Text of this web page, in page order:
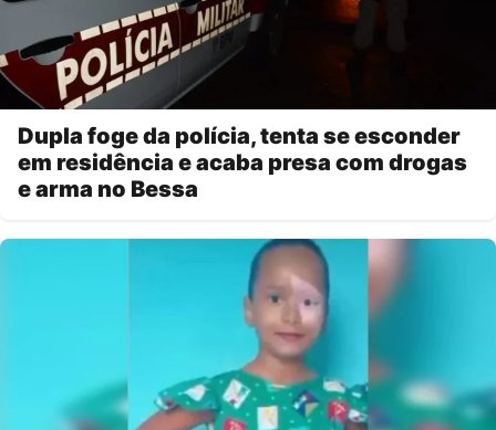
Dupla foge da polícia, tenta se esconder
em residência e acaba presa com drogas
e arma no Bessa